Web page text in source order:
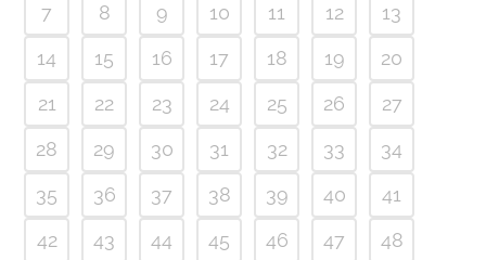
7
8 9 10 11 12
13
14
15 16 17 18 19
20
21
22 23 24 25 26
27
28
29 30 31 32 33
34
35
36 37 38 39 40
41
42
43 44 45 46 47
48